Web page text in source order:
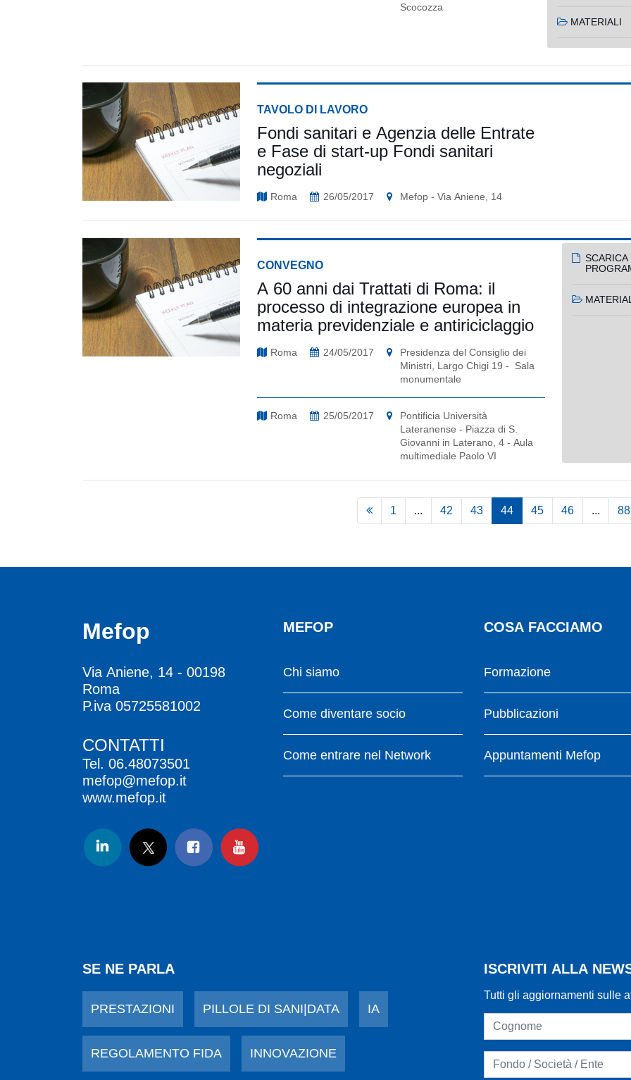
Scocozza
MATERIALI
TAVOLO DI LAVORO
Fondi sanitari e Agenzia delle Entrate
e Fase di start-up Fondi sanitari
negoziali
Roma 26/05/2017 Mefop - Via Aniene, 14
CONVEGNO
A 60 anni dai Trattati di Roma: il
processo di integrazione europea in
materia previdenziale e antiriciclaggio
Roma 24/05/2017
Presidenza del Consiglio dei
Ministri, Largo Chigi 19 - Sala
monumentale
Roma 25/05/2017
Pontificia Università
Lateranense - Piazza di S.
Giovanni in Laterano, 4 - Aula
multimediale Paolo VI
SCARICA
1 ... 42 43 44 45 46 ... 88
Mefop
Via Aniene, 14 - 00198
Roma
P.iva 05725581002
CONTATTI
Tel. 06.48073501
mefop@mefop.it
www.mefop.it
MEFOP
Chi siamo
Come diventare socio
Come entrare nel Network
COSA FACCIAMO
Formazione
Pubblicazioni
Appuntamenti Mefop
SE NE PARLA
PRESTAZIONI PILLOLE DI SANI|DATA IA
REGOLAMENTO FIDA INNOVAZIONE
ISCRIVITI ALLA
Tutti gli aggiornamenti sulle